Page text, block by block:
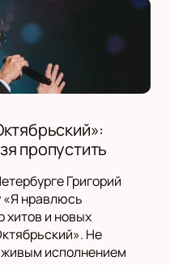
пропустить
Григорий
«Я нравлюсь
и новых
Не
исполнением